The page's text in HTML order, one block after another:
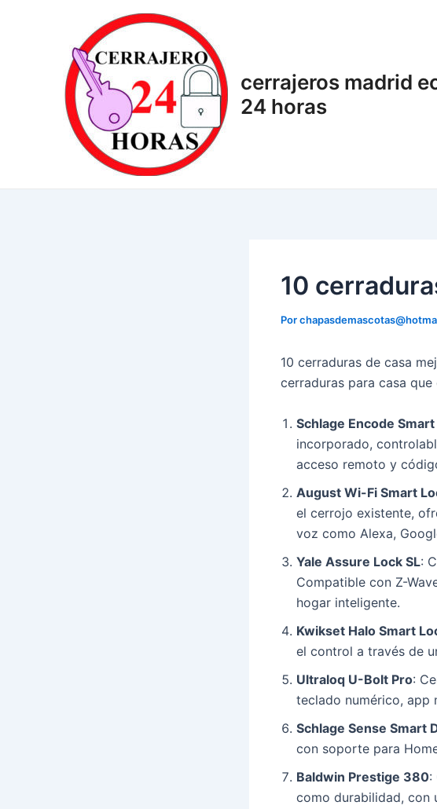
cerrajeros madrid
24 horas
10
Por
10 cerraduras de casa
cerraduras para casa
Schlage Encode
incorporado,
acceso remoto y
August Wi-Fi Smart
el cerrojo existente,
voz como Alexa,
Yale Assure Lock SL:
Compatible con Z-
hogar inteligente.
Kwikset Halo Smart
el control a través de
Ultraloq U-Bolt Pro:
teclado numérico, app
Schlage Sense Smart
con soporte para
Baldwin Prestige 380:
como durabilidad, con